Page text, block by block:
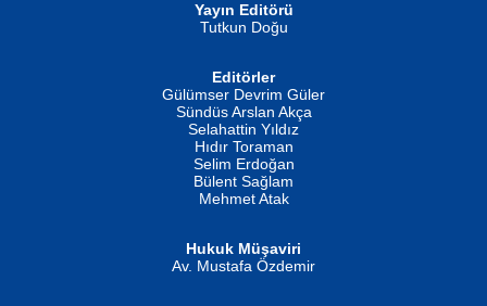
İSMAİL OKUTAN
Erkeklerin Kahrolması Ne Demektir
Evvel Zaman Tanrıçası...
Yayın Editörü
Tutkun Doğu
Editörler
Gülümser Devrim Güler
Sündüs Arslan Akça
Selahattin Yıldız
Hıdır Toraman
Selim Erdoğan
Bülent Sağlam
Mehmet Atak
Hukuk Müşaviri
Av. Mustafa Özdemir